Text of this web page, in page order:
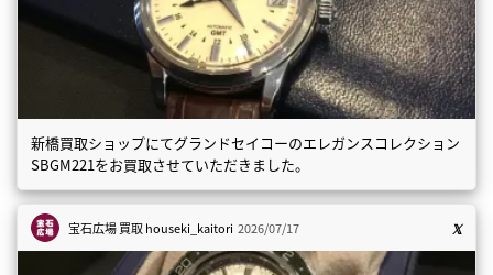
新橋買取ショップにてグランドセイコーのエレガンスコレクション
SBGM221をお買取させていただきました。
宝石広場 買取houseki_kaitori 2026/07/17